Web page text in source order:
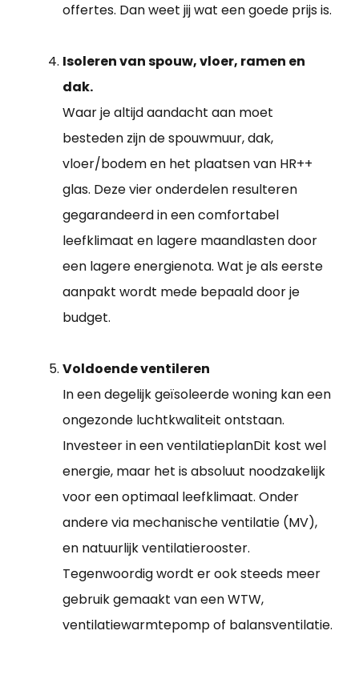
offertes. Dan weet jij wat een goede prijs is.
Isoleren van spouw, vloer, ramen en
dak.
Waar je altijd aandacht aan moet
besteden zijn de spouwmuur, dak,
vloer/bodem en het plaatsen van HR++
glas. Deze vier onderdelen resulteren
gegarandeerd in een comfortabel
leefklimaat en lagere maandlasten door
een lagere energienota. Wat je als eerste
aanpakt wordt mede bepaald door je
budget.
Voldoende ventileren
In een degelijk geïsoleerde woning kan een
ongezonde luchtkwaliteit ontstaan.
Investeer in een ventilatieplanDit kost wel
energie, maar het is absoluut noodzakelijk
voor een optimaal leefklimaat. Onder
andere via mechanische ventilatie (MV),
en natuurlijk ventilatierooster.
Tegenwoordig wordt er ook steeds meer
gebruik gemaakt van een WTW,
ventilatiewarmtepomp of balansventilatie.